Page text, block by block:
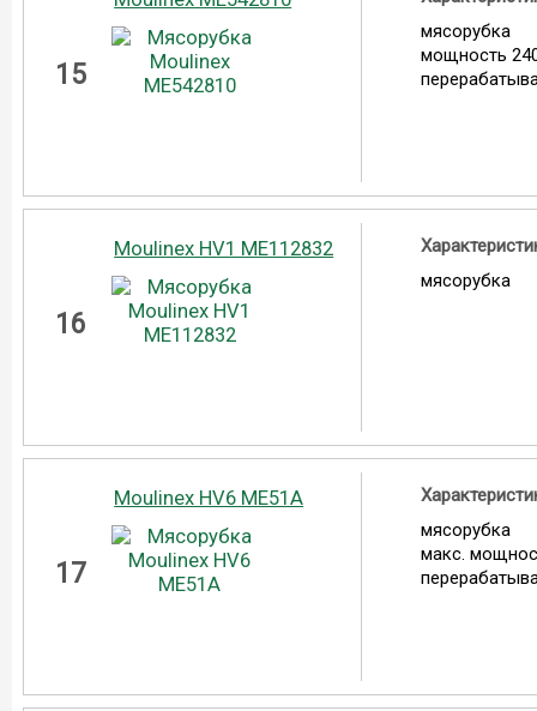
15
мясорубка
мощность
16
Moulinex HV1 ME112832
мясорубка
17
Moulinex HV6 ME51A
мясорубка
макс.